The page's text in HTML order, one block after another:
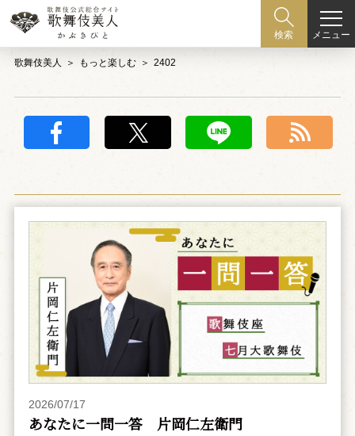
検索 メニュー
歌舞伎美人 もっと楽しむ 2402
2026/07/17
あなたに一問一答 片岡仁左衛門